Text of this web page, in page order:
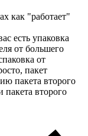
как "работает"
есть упаковка
от большего
от
пакет
пакета второго
пакета второго